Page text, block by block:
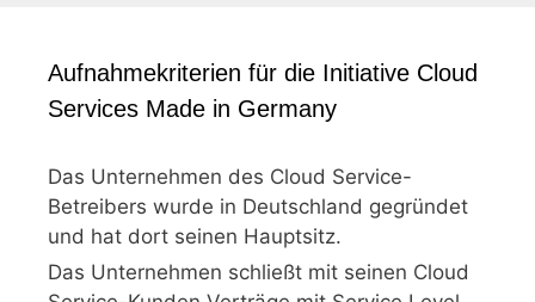
Aufnahmekriterien für die Initiative Cloud
Services Made in Germany
Das Unternehmen des Cloud Service-
Betreibers wurde in Deutschland gegründet
und hat dort seinen Hauptsitz.
Das Unternehmen schließt mit seinen Cloud